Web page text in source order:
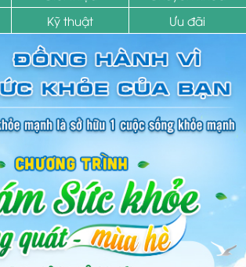
Kỹ thuật Ưu đãi